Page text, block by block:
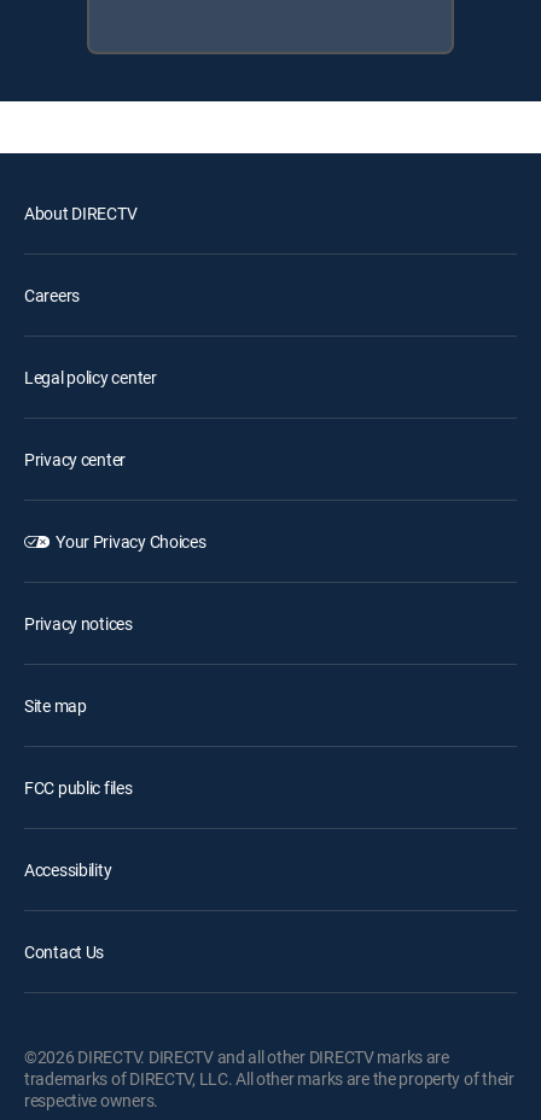
About DIRECTV
Careers
Legal policy center
Privacy center
Your Privacy Choices
Privacy notices
Site map
FCC public files
Accessibility
Contact Us
©2026 DIRECTV. DIRECTV and all other DIRECTV marks are
trademarks of DIRECTV, LLC. All other marks are the property of their
respective owners.